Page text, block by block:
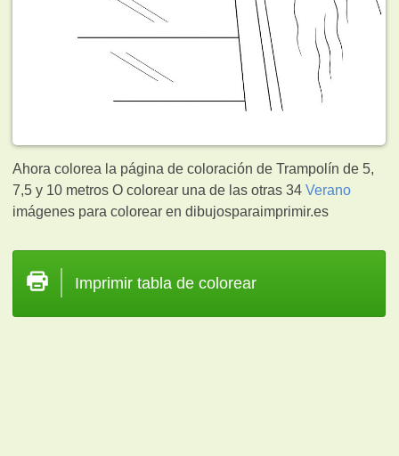
Ahora colorea la página de coloración de Trampolín de 5,
7,5 y 10 metros O colorear una de las otras 34Verano
imágenes para colorear en dibujosparaimprimir.es
Imprimir tabla de colorear